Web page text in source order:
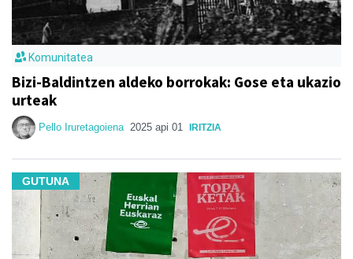
Komunitatea
Bizi-Baldintzen aldeko borrokak: Gose eta ukazio
urteak
Pello Iruretagoiena 2025 api 01 IRITZIA
GUTUNA